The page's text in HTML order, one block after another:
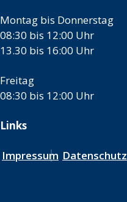
Montag bis Donnerstag
08:30 bis 12:00 Uhr
13.30 bis 16:00 Uhr
Freitag
08:30 bis 12:00 Uhr
Links
Impressum Datenschutz